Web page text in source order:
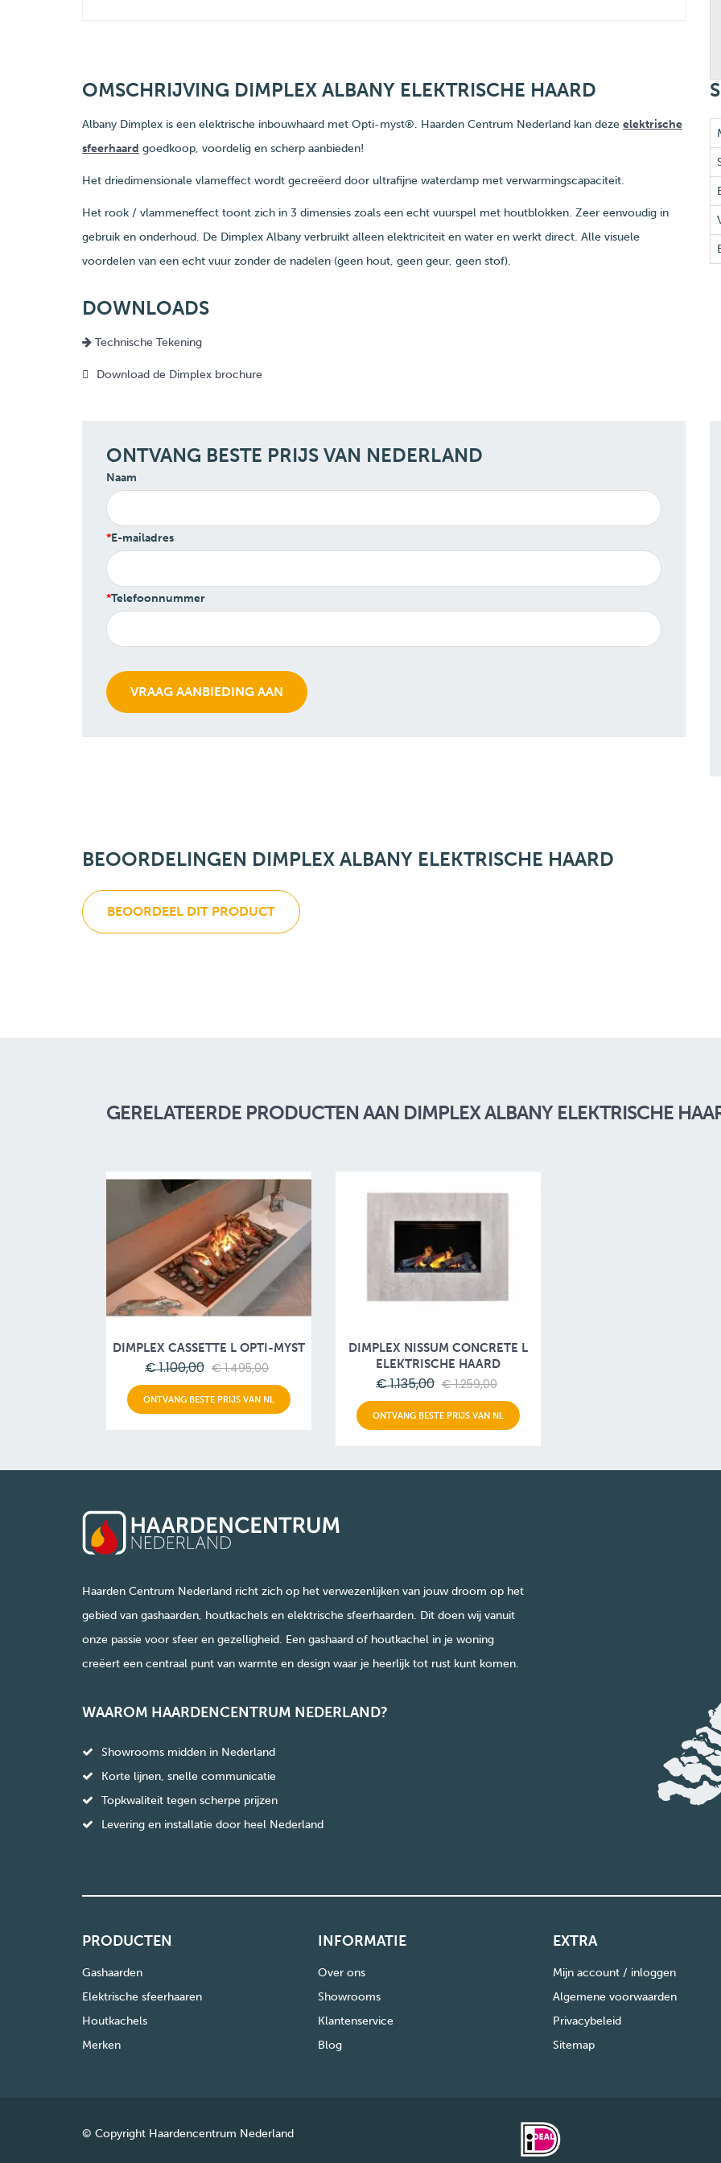
OMSCHRIJVING DIMPLEX ALBANY ELEKTRISCHE HAARD
Albany Dimplex is een elektrische inbouwhaard met Opti-myst®. Haarden Centrum Nederland kan deze elektrische
sfeerhaard goedkoop, voordelig en scherp aanbieden!
Het driedimensionale vlameffect wordt gecreëerd door ultrafijne waterdamp met verwarmingscapaciteit.
Het rook / vlammeneffect toont zich in 3 dimensies zoals een echt vuurspel met houtblokken. Zeer eenvoudig in
gebruik en onderhoud. De Dimplex Albany verbruikt alleen elektriciteit en water en werkt direct. Alle visuele
voordelen van een echt vuur zonder de nadelen (geen hout, geen geur, geen stof).
DOWNLOADS
Technische Tekening
Download de Dimplex brochure
ONTVANG BESTE PRIJS VAN NEDERLAND
Naam
E-mailadres
Telefoonnummer
BEOORDELINGEN DIMPLEX ALBANY ELEKTRISCHE HAARD
BEOORDEEL DIT PRODUCT
GERELATEERDE PRODUCTEN AAN DIMPLEX ALBANY ELEKTRISCHE
DIMPLEX CASSETTE L OPTI-MYST
€ 1.100,00 € 1.495,00
ONTVANG BESTE PRIJS VAN NL
DIMPLEX NISSUM CONCRETE L
ELEKTRISCHE HAARD
€ 1.135,00 € 1.259,00
ONTVANG BESTE PRIJS VAN NL
Haarden Centrum Nederland richt zich op het verwezenlijken van jouw droom op het
gebied van gashaarden, houtkachels en elektrische sfeerhaarden. Dit doen wij vanuit
onze passie voor sfeer en gezelligheid. Een gashaard of houtkachel in je woning
creëert een centraal punt van warmte en design waar je heerlijk tot rust kunt komen.
WAAROM HAARDENCENTRUM NEDERLAND?
Showrooms midden in Nederland
Korte lijnen, snelle communicatie
Topkwaliteit tegen scherpe prijzen
Levering en installatie door heel Nederland
PRODUCTEN
Gashaarden
Elektrische sfeerhaaren
Houtkachels
Merken
INFORMATIE
Over ons
Showrooms
Klantenservice
Blog
EXTRA
Mijn account / inloggen
Algemene voorwaarden
Privacybeleid
Sitemap
© Copyright Haardencentrum Nederland